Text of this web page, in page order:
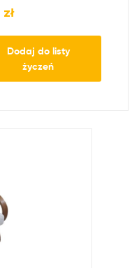
zł
Dodaj do listy
życzeń